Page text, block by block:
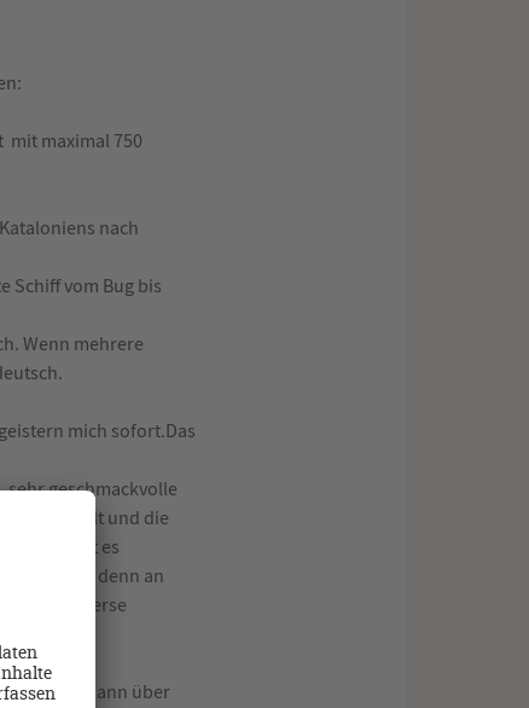
mit maximal 750
nach
Schiff vom Bug bis
Wenn mehrere
mich sofort.Das
geschmackvolle
auf die Welt und die
gibt es
wird, denn an
diverse
sitzen kann über